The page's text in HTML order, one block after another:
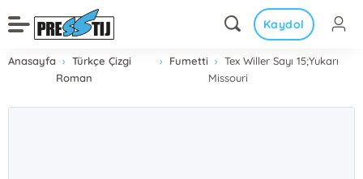
Kaydol
Anasayfa
Türkçe Çizgi
Roman
Fumetti
Tex Willer Sayı 15;Yukarı
Missouri